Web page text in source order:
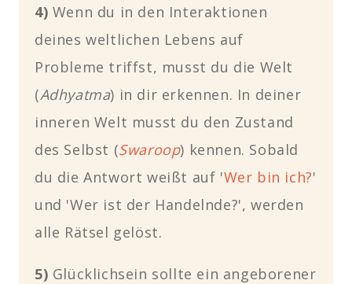
4) Wenn du in den Interaktionen
deines weltlichen Lebens auf
Probleme triffst, musst du die Welt
(Adhyatma) in dir erkennen. In deiner
inneren Welt musst du den Zustand
des Selbst (Swaroop) kennen. Sobald
du die Antwort weißt auf 'Wer bin ich?'
und 'Wer ist der Handelnde?', werden
alle Rätsel gelöst.
5) Glücklichsein sollte ein angeborener